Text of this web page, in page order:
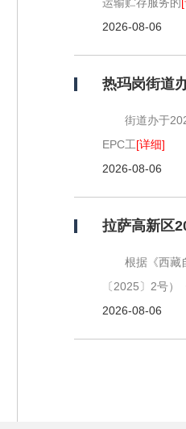
2026-08-06
街道办于
EPC工[详细]
2026-08-06
拉萨高新区
根据《西藏
〔2025〕2号）
2026-08-06